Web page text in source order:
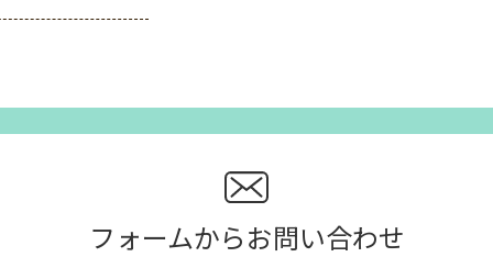
フォームからお問い合わせ